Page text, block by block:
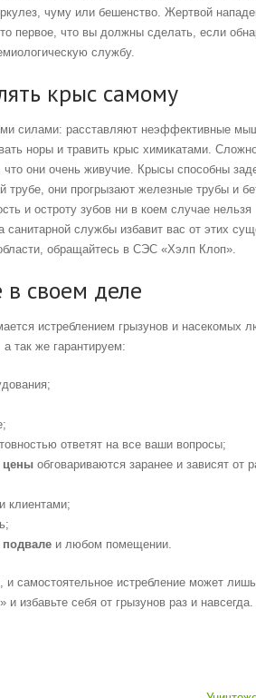
чуму или бешенство. Жертвой
первое, что вы должны сделать, если
службу.
крыс самому
силами: расставляют неэффективные
норы и травить крыс химикатами.
что они очень живучие. Крысы способны
трубе, они прогрызают железные трубы и
и остроту зубов ни в коем случае нельзя
службы избавит вас от этих
обращайтесь в СЭС «Хэлп Клоп».
своем деле
истреблением грызунов и насекомых
так же гарантируем:
ответят на все ваши вопросы;
цены обговариваются заранее и зависят от
клиентами;
и любом помещении.
и самостоятельное истребление может
избавьте себя от грызунов раз и навсегда.